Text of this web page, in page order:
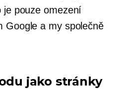
je pouze omezení
Google a my společně
jako stránky